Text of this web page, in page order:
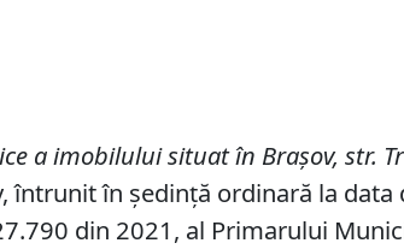
a imobilului situat în Brașov, str.
întrunit în ședință ordinară la
din 2021, al Primarului